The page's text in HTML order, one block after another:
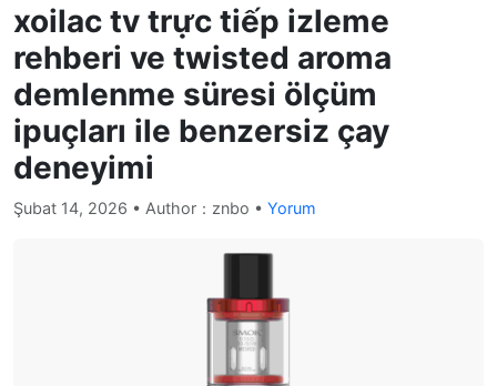
xoilac tv trực tiếp izleme
rehberi ve twisted aroma
demlenme süresi ölçüm
ipuçları ile benzersiz çay
deneyimi
Şubat 14, 2026 • Author：znbo • Yorum